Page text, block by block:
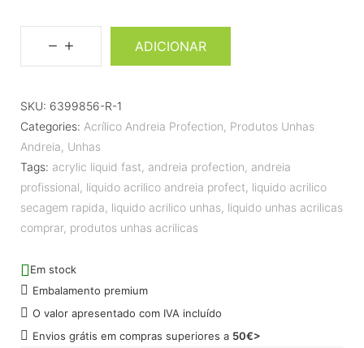
ADICIONAR
SKU: 6399856-R-1
Categories: Acrílico Andreia Profection, Produtos Unhas
Andreia, Unhas
Tags: acrylic liquid fast, andreia profection, andreia
profissional, liquido acrilico andreia profect, liquido acrilico
secagem rapida, liquido acrilico unhas, liquido unhas acrilicas
comprar, produtos unhas acrilicas
Em stock
Embalamento premium
O valor apresentado com IVA incluído
Envios grátis em compras superiores a 50€>